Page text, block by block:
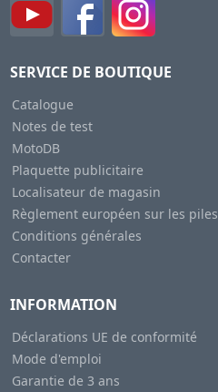
SERVICE DE BOUTIQUE
Catalogue
Notes de test
MotoDB
Plaquette publicitaire
Localisateur de magasin
Règlement européen sur les piles
Conditions générales
Contacter
INFORMATION
Déclarations UE de conformité
Mode d'emploi
Garantie de 3 ans